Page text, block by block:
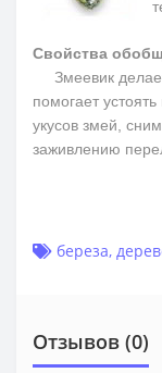
Свойства
Змеевик
помогает
укусов змей,
заживлению
береза,
Отзывов (0)